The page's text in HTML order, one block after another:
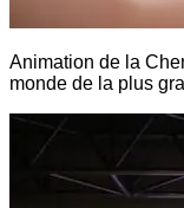
Animation de la
monde de la plus